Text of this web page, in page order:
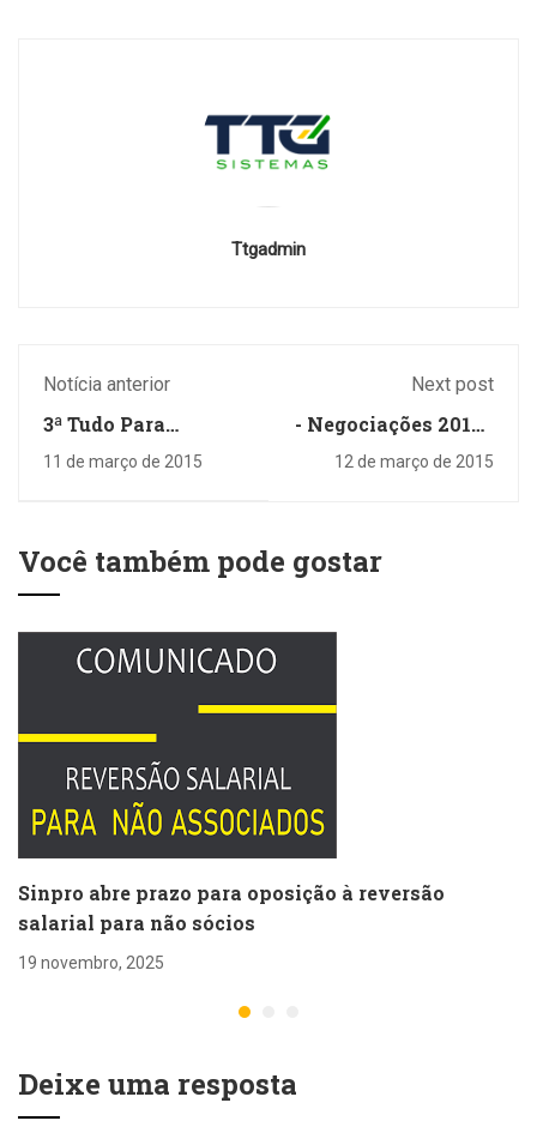
Ttgadmin
Notícia anterior
3ª Tudo Para
no Shopping Com-
11 de março de 2015
Next post
- Negociações 2015 -
REAJUSTE
12 de março de 2015
Você também pode gostar
Sinpro abre prazo para oposição à reversão
salarial para não sócios
19 novembro, 2025
Deixe uma resposta